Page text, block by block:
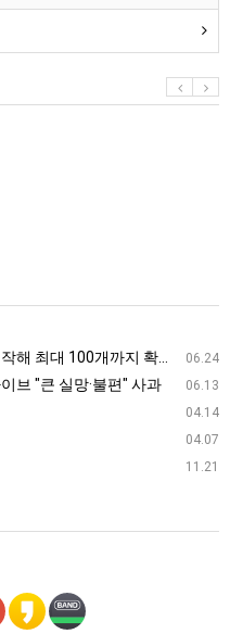
06.24
되지 않았지만, 시장 대표성이나 거래량을 고려해 선정할 계획이다.
06.13
브 "큰 실망·불편" 사과
04.14
04.07
11.21